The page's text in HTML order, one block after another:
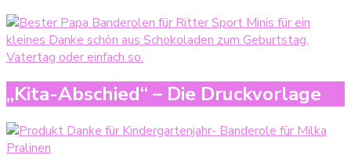
„Kita-Abschied“ – Die Druckvorlage